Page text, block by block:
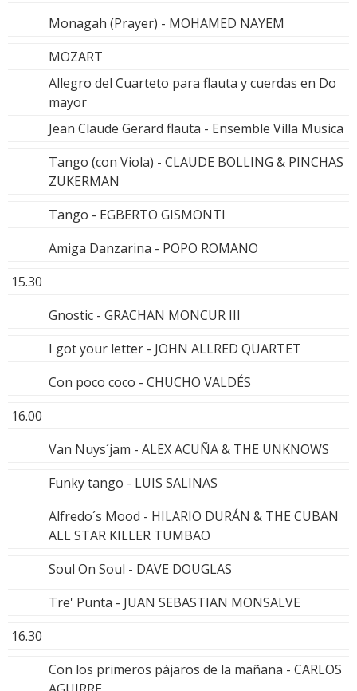
Monagah (Prayer) - MOHAMED NAYEM
MOZART
Allegro del Cuarteto para flauta y cuerdas en Do
mayor
Jean Claude Gerard flauta - Ensemble Villa Musica
Tango (con Viola) - CLAUDE BOLLING & PINCHAS
ZUKERMAN
Tango - EGBERTO GISMONTI
Amiga Danzarina - POPO ROMANO
15.30
Gnostic - GRACHAN MONCUR III
I got your letter - JOHN ALLRED QUARTET
Con poco coco - CHUCHO VALDÉS
16.00
Van Nuys´jam - ALEX ACUÑA & THE UNKNOWS
Funky tango - LUIS SALINAS
Alfredo´s Mood - HILARIO DURÁN & THE CUBAN
ALL STAR KILLER TUMBAO
Soul On Soul - DAVE DOUGLAS
Tre' Punta - JUAN SEBASTIAN MONSALVE
16.30
Con los primeros pájaros de la mañana - CARLOS